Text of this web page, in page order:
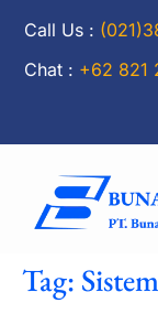
Call Us :
Chat : +62 821
Tag: